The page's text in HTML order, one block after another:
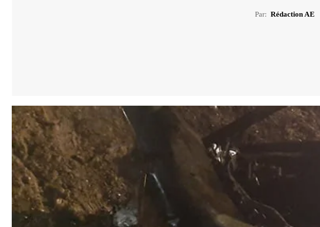
Par: Rédaction AE